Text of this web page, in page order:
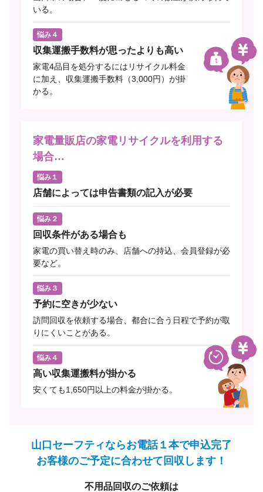
いる。
悩み４
収集運搬手数料が思ったよりも高い
家電4品目を処分するにはリサイクル料金
に加え、収集運搬手数料（3,000円）が掛
かる。
家電量販店の家電リサイクルを利用する
場合…
悩み１
店舗によっては申告書類の記入が必要
悩み２
回収条件がある場合も
家電の買い替え時のみ、店舗への持込、会員登録が必
要など。
悩み３
予約に空きが少ない
訪問回収を依頼する場合、都合に合う日程で予約が取
りにくいことがある。
悩み４
高い収集運搬料が掛かる
安くても1,650円以上の料金が掛かる。
山口セーフティならお電話１本で申込完了
お客様のご予定に合わせて回収します！
不用品回収のご依頼は